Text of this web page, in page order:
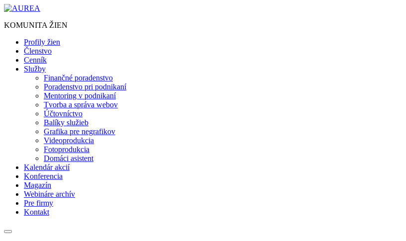
Preskočiť
obsah
KOMUNITA ŽIEN
Profily žien
Členstvo
Cenník
Služby
Finančné poradenstvo
Poradenstvo pri podnikaní
Mentoring v podnikaní
Tvorba a správa webov
Účtovníctvo
Balíky služieb
Grafika pre negrafikov
Videoprodukcia
Fotoprodukcia
Domáci asistent
Kalendár akcií
Konferencia
Magazín
Webináre archív
Pre firmy
Kontakt